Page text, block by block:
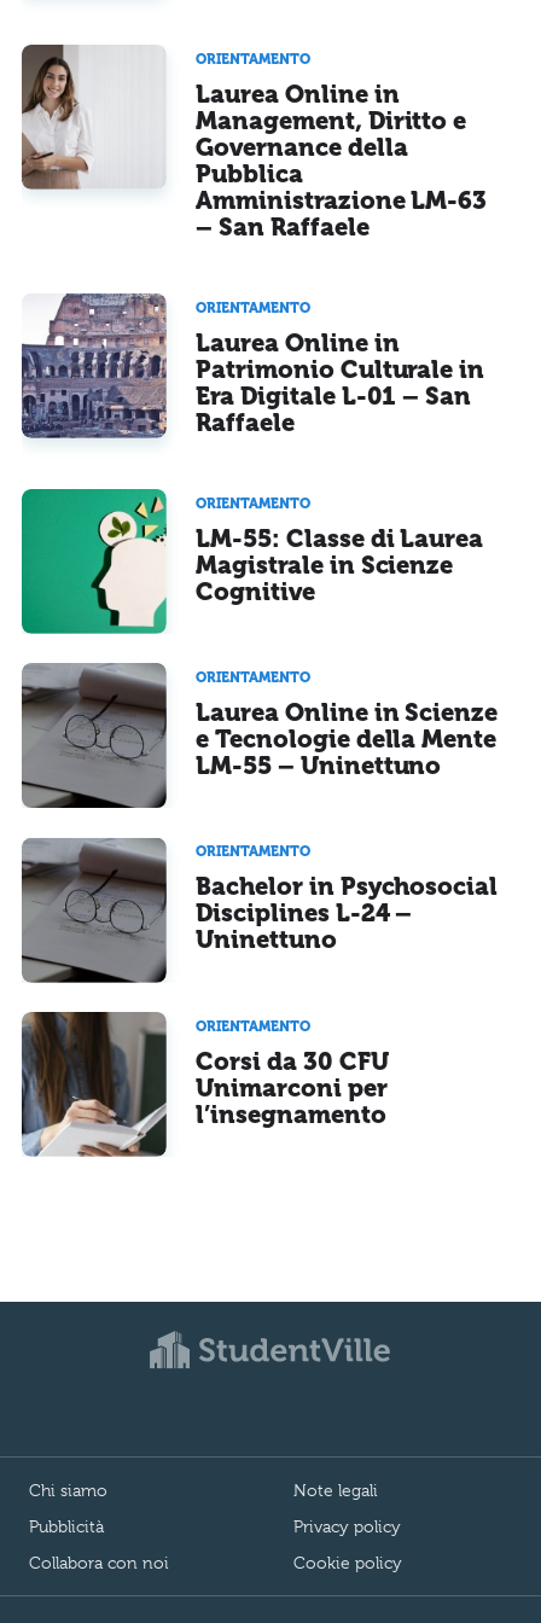
ORIENTAMENTO
Laurea Online in
Management, Diritto e
Governance della
Pubblica
Amministrazione LM-63
– San Raffaele
ORIENTAMENTO
Laurea Online in
Patrimonio Culturale in
Era Digitale L-01 – San
Raffaele
ORIENTAMENTO
LM-55: Classe di Laurea
Magistrale in Scienze
Cognitive
ORIENTAMENTO
Laurea Online in Scienze
e Tecnologie della Mente
LM-55 – Uninettuno
ORIENTAMENTO
Bachelor in Psychosocial
Disciplines L-24 –
Uninettuno
ORIENTAMENTO
Corsi da 30 CFU
Unimarconi per
l’insegnamento
Chi siamo
Pubblicità
Collabora con noi
Note legali
Privacy policy
Cookie policy